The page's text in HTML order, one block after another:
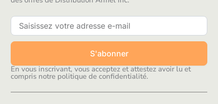
S'abonner
En vous inscrivant, vous acceptez et attestez avoir lu et
compris notre politique de confidentialité.